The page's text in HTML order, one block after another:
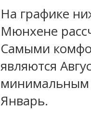
На графике
Мюнхене
Самыми
являются
минимальным
Январь.